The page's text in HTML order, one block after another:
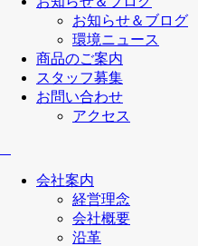
お知らせ＆ブログ
環境ニュース
商品のご案内
スタッフ募集
お問い合わせ
アクセス
会社案内
経営理念
会社概要
沿革